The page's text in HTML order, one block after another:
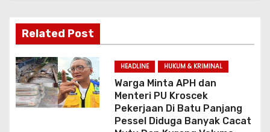
Related Post
HEADLINE HUKUM & KRIMINAL
Warga Minta APH dan
Menteri PU Kroscek
Pekerjaan Di Batu Panjang
Pessel Diduga Banyak Cacat